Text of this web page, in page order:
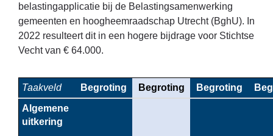
belastingapplicatie bij de Belastingsamenwerking
gemeenten en hoogheemraadschap Utrecht (BghU). In
2022 resulteert dit in een hogere bijdrage voor Stichtse
Vecht van € 64.000.
Taakveld Begroting Begroting Begroting
Algemene
uitkering